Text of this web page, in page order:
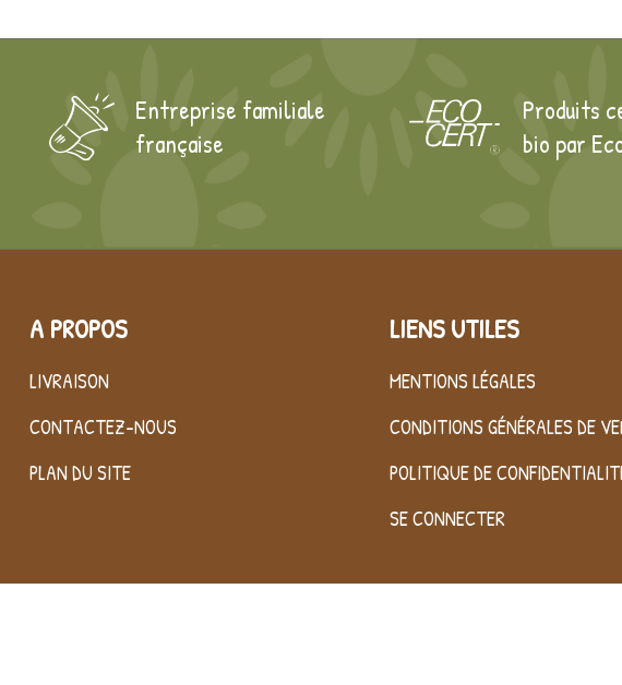
Entreprise familiale
française
Produits
bio par
A PROPOS
LIVRAISON
CONTACTEZ-NOUS
PLAN DU SITE
LIENS UTILES
MENTIONS LÉGALES
CONDITIONS GÉNÉRALES DE
POLITIQUE DE
SE CONNECTER